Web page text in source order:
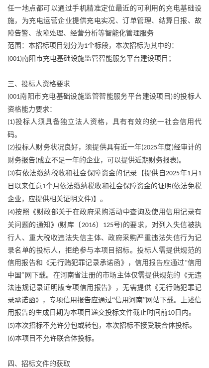
任一地点都可以通过手机精准定位最近的可利用的充电基础设
施，为充电运营企业提供充电实况、订单管理、结算日报、故
障告警、故障处理、经营分析等智能化管理服务
范围：本招标项目划分为1个标段，本次招标为其中的：
(001)南阳市充电基础设施监管智能服务平台建设项目；
三、投标人资格要求
(001南阳市充电基础设施监管智能服务平台建设项目)的投标人
资格能力要求：
(1)投标人须具备独立法人资格，具有有效的统一社会信用代
码。
(2)投标人财务状况良好，须提供具有近一年(2025年度)经审计的
财务报告(成立不足一年的企业，可以提供近期财务报表)。
(3)有依法缴纳税收和社会保障资金的记录【提供自2025年1月 1
日以来任意1个月依法缴纳税收和社会保障资金的证明 (依法免税
企业，应提供相关证明文件)】。
(4)按照《财政部关于在政府采购活动中查询及使用信用记录有
关问题的通知》 (财库〔 2016〕 125号)的要求，对列入失信被执
行人、重大税收违法失信主体、政府采购严重违法失信行为记
录名单的投标人，拒绝参与本项目招标。投标人需提供规范的
信用报告和《无行贿犯罪记录承诺函》，信用报告应通过“信用
中国”网下载。在河南省注册的市场主体仅需提供规范的《无违
法违规记录证明版专项信用报告》，无需提供《无行贿犯罪记
录承诺函》，专项信用报告应通过“信用河南”网站下载。上述信
用报告的生成日期为本项目递交投标文件截止时间前10 日内。
(5)本次招标不允许分包或转包，本次招标不接受联合体投标。
(6)本项目不允许联合体投标。
四、招标文件的获取